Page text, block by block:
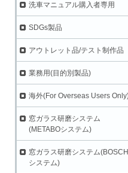
洗車マニュアル購入者専用
SDGs製品
アウトレット品/テスト制作品
業務用(目的別製品)
海外(For Overseas Users
窓ガラス研磨システム
(METABOシステム)
窓ガラス研磨システム(BOSCH
システム)